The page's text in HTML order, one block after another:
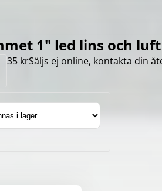
1" led lins och luft
35 krSäljs ej online, kontakta din